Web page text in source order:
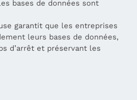
bases de données sont
garantit que les entreprises
leurs bases de données,
d’arrêt et préservant les